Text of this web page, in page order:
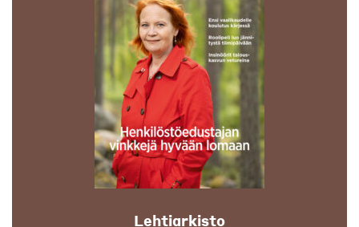
Lehtiarkisto